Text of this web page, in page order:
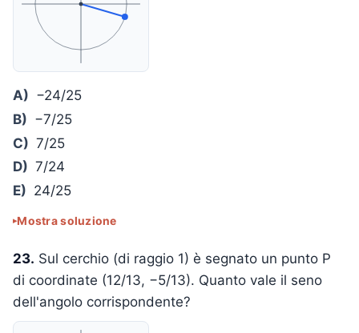
A) −24/25
B) −7/25
C) 7/25
D) 7/24
E) 24/25
Mostra soluzione
23. Sul cerchio (di raggio 1) è segnato un punto P
di coordinate (12/13, −5/13). Quanto vale il seno
dell'angolo corrispondente?